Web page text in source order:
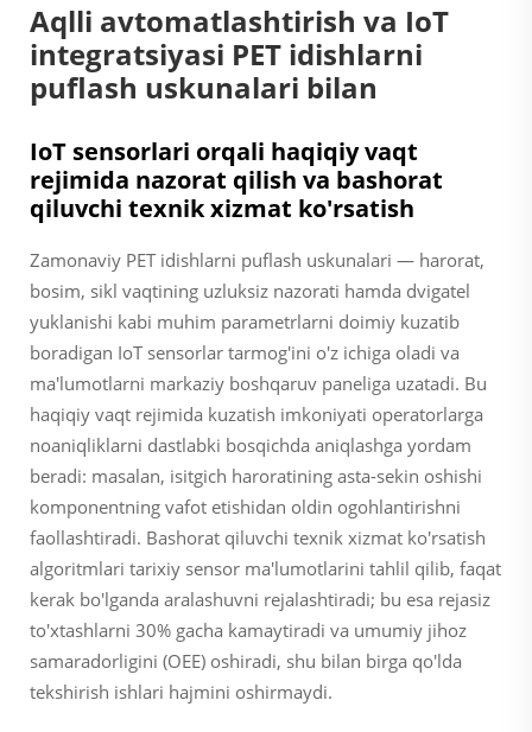
Aqlli avtomatlashtirish va IoT
integratsiyasi PET idishlarni
puflash uskunalari bilan
IoT sensorlari orqali haqiqiy vaqt
rejimida nazorat qilish va bashorat
qiluvchi texnik xizmat ko'rsatish
Zamonaviy PET idishlarni puflash uskunalari — harorat,
bosim, sikl vaqtining uzluksiz nazorati hamda dvigatel
yuklanishi kabi muhim parametrlarni doimiy kuzatib
boradigan IoT sensorlar tarmog'ini o'z ichiga oladi va
ma'lumotlarni markaziy boshqaruv paneliga uzatadi. Bu
haqiqiy vaqt rejimida kuzatish imkoniyati operatorlarga
noaniqliklarni dastlabki bosqichda aniqlashga yordam
beradi: masalan, isitgich haroratining asta-sekin oshishi
komponentning vafot etishidan oldin ogohlantirishni
faollashtiradi. Bashorat qiluvchi texnik xizmat ko'rsatish
algoritmlari tarixiy sensor ma'lumotlarini tahlil qilib, faqat
kerak bo'lganda aralashuvni rejalashtiradi; bu esa rejasiz
to'xtashlarni 30% gacha kamaytiradi va umumiy jihoz
samaradorligini (OEE) oshiradi, shu bilan birga qo'lda
tekshirish ishlari hajmini oshirmaydi.